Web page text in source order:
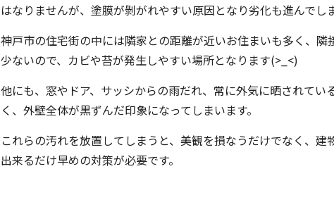
はなりませんが、塗膜が剝がれやすい原因となり劣化も進んでし
神戸市の住宅街の中には隣家との距離が近いお住まいも多く、
少ないので、カビや苔が発生しやすい場所となります(>_<)
他にも、窓やドア、サッシからの雨だれ、常に外気に晒されて
く、外壁全体が黒ずんだ印象になってしまいます。
これらの汚れを放置してしまうと、美観を損なうだけでなく、
出来るだけ早めの対策が必要です。